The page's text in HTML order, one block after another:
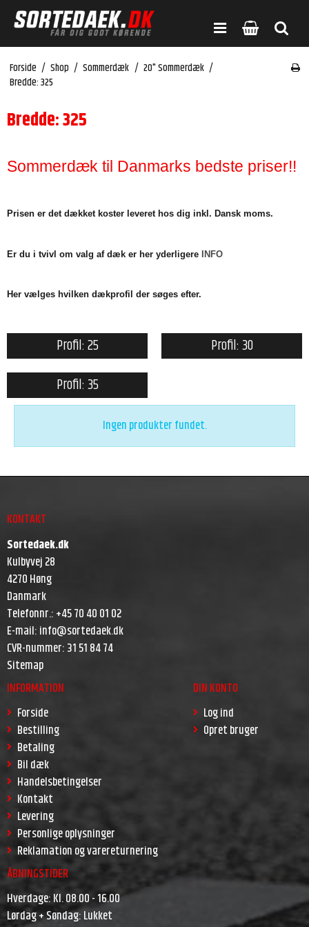
Forside / Shop / Sommerdæk / 20" Sommerdæk /
Bredde: 325
Bredde: 325
Sommerdæk til Danmarks bedste priser!!
Prisen er det dækket koster leveret hos dig inkl. Dansk moms.
Er du i tvivl om valg af dæk er her yderligere INFO
Her vælges hvilken dækprofil der søges efter.
Profil: 25
Profil: 30
Profil: 35
Ingen produkter fundet.
KONTAKT
Sortedaek.dk
Kulbyvej 28
4270 Høng
Danmark
Telefonnr.:+45 70 40 01 02
E-mail:info@sortedaek.dk
CVR-nummer:31 51 84 74
Sitemap
INFORMATION
Forside
Bestilling
Betaling
Bil dæk
Handelsbetingelser
Kontakt
Levering
Personlige oplysninger
Reklamation og varereturnering
DIN KONTO
Log ind
Opret bruger
ÅBNINGSTIDER
Hverdage: Kl. 08.00 - 16.00
Lørdag + Søndag: Lukket